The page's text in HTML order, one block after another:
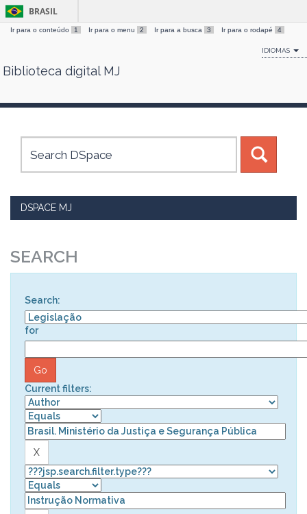
Skip
BRASIL
Ir para o conteúdo 1 Ir para o menu 2 Ir para a busca 3 Ir para o rodapé 4
IDIOMAS
Biblioteca digital MJ
DSPACE MJ
SEARCH
Search:
for
Current filters: